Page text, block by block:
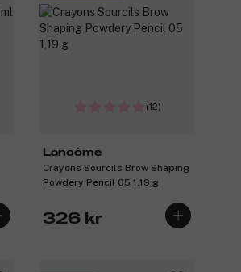
(12)
Lancôme
Crayons Sourcils Brow Shaping
Powdery Pencil 05 1,19 g
326 kr